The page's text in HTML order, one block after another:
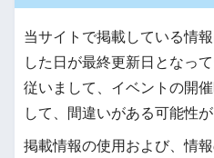
当サイトで掲載している情
した日が最終更新日となっ
従いまして、イベントの開
して、間違いがある可能性が
掲載情報の使用および、情